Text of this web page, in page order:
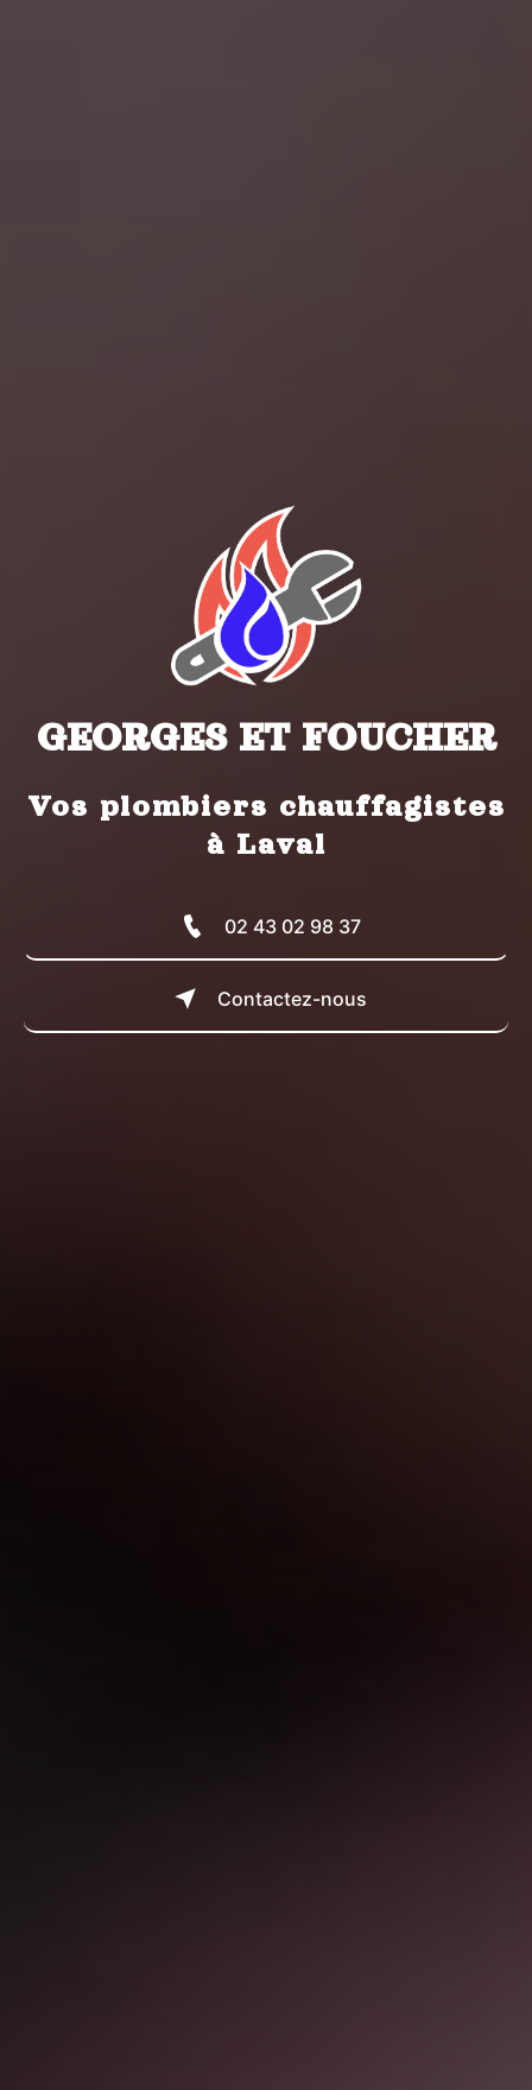
GEORGES ET FOUCHER
Vos plombiers chauffagistes
à Laval
02 43 02 98 37
Contactez-nous